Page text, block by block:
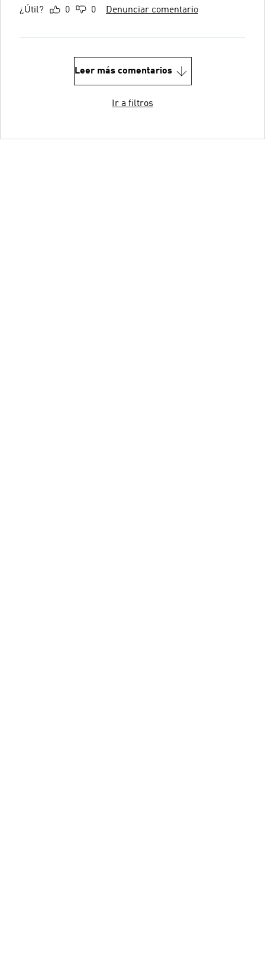
¿Útil? 0 0 Denunciar comentario
Leer más comentarios
Ir a filtros